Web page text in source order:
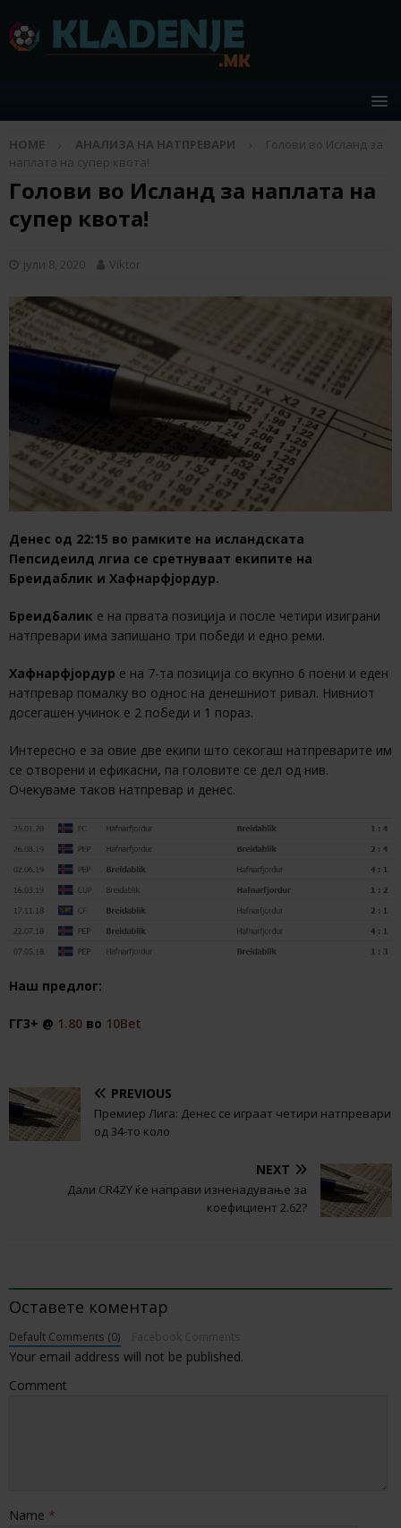
HOME АНАЛИЗА НА НАТПРЕВАРИ
Голови во Исланд за
наплата на супер квота!
Голови во Исланд за наплата на
супер квота!
јули 8, 2020 Viktor
Денес од 22:15 во рамките на исландската
Пепсидеилд лгиа се сретнуваат екипите на
Бреидаблик и Хафнарфјордур.
Бреидбалик е на првата позиција и после четири изиграни
натпревари има запишано три победи и едно реми.
Хафнарфјордур е на 7-та позиција со вкупно 6 поени и еден
натпревар помалку во однос на денешниот ривал. Нивниот
досегашен учинок е 2 победи и 1 пораз.
Интересно е за овие две екипи што секогаш натпреварите им
се отворени и ефикасни, па головите се дел од нив.
Очекуваме таков натпревар и денес.
Наш предлог:
ГГ3+ @ 1.80 во 10Bet
PREVIOUS
Премиер Лига: Денес се играат четири натпревари
од 34-то коло
NEXT
Дали CR4ZY ќе направи изненадување за
коефициент 2.62?
Оставете коментар
Default Comments (0)
Your email address will not be published.
Comment
Name *